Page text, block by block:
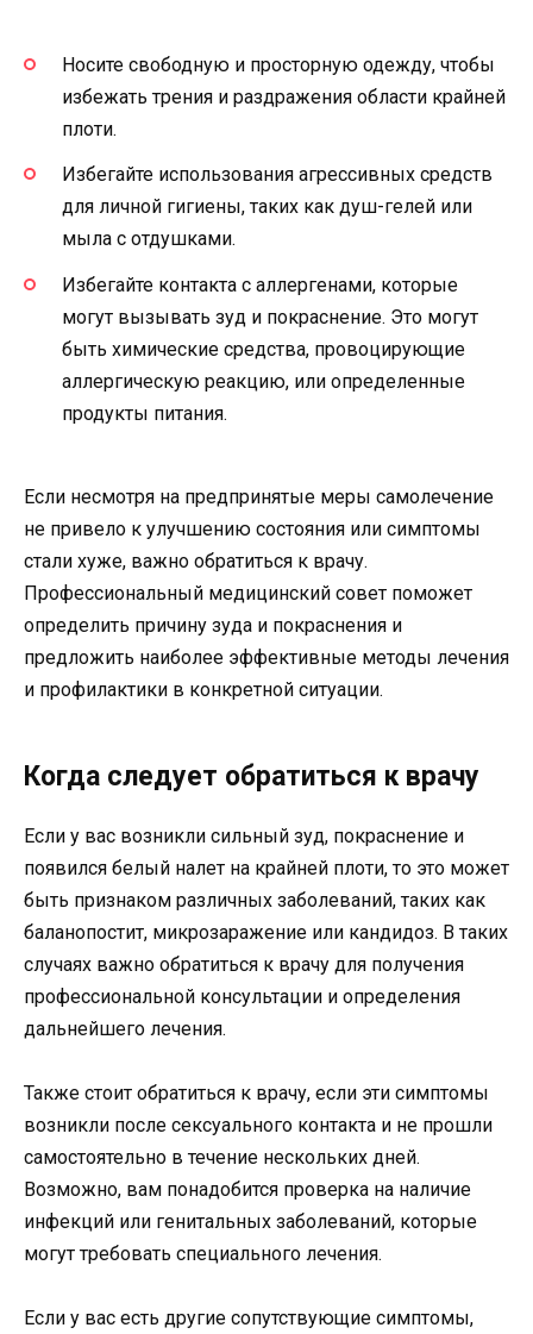
Носите свободную и просторную одежду, чтобы
избежать трения и раздражения области крайней
плоти.
Избегайте использования агрессивных средств
для личной гигиены, таких как душ-гелей или
мыла с отдушками.
Избегайте контакта с аллергенами, которые
могут вызывать зуд и покраснение. Это могут
быть химические средства, провоцирующие
аллергическую реакцию, или определенные
продукты питания.
Если несмотря на предпринятые меры самолечение
не привело к улучшению состояния или симптомы
стали хуже, важно обратиться к врачу.
Профессиональный медицинский совет поможет
определить причину зуда и покраснения и
предложить наиболее эффективные методы лечения
и профилактики в конкретной ситуации.
Когда следует обратиться к врачу
Если у вас возникли сильный зуд, покраснение и
появился белый налет на крайней плоти, то это может
быть признаком различных заболеваний, таких как
баланопостит, микрозаражение или кандидоз. В таких
случаях важно обратиться к врачу для получения
профессиональной консультации и определения
дальнейшего лечения.
Также стоит обратиться к врачу, если эти симптомы
возникли после сексуального контакта и не прошли
самостоятельно в течение нескольких дней.
Возможно, вам понадобится проверка на наличие
инфекций или генитальных заболеваний, которые
могут требовать специального лечения.
Если у вас есть другие сопутствующие симптомы,